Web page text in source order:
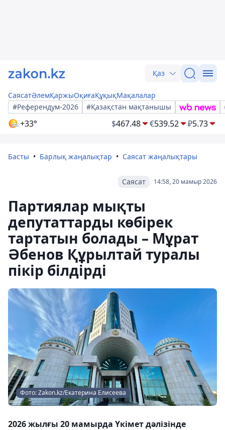
Қаз
СаясатӘлемҚаржыОқиғаҚұқықМақалалар
#Референдум-2026
#Қазақстан мақтанышы
+33° $467.48 €539.52 ₽5.73
Басты Барлық жаңалықтар Саясат жаңалықтары
14:58, 20 мамыр 2026
Саясат
Партиялар мықты
депутаттарды көбірек
тартатын болады – Мұрат
Әбенов Құрылтай туралы
пікір білдірді
Фото: Zakon.kz/Екатерина Елисеева
2026 жылғы 20 мамырда Үкімет дәлізінде